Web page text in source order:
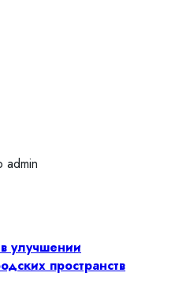
admin
улучшении
пространств